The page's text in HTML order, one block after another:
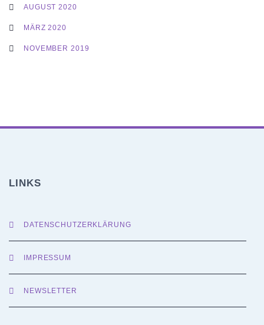
AUGUST 2020
MÄRZ 2020
NOVEMBER 2019
LINKS
DATENSCHUTZERKLÄRUNG
IMPRESSUM
NEWSLETTER